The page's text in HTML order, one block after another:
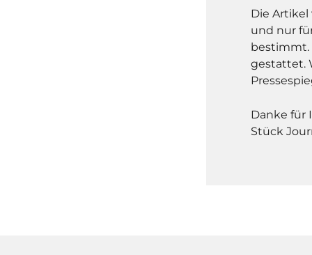
Die
und nur
bestimmt.
gestattet.
Danke für
Stück